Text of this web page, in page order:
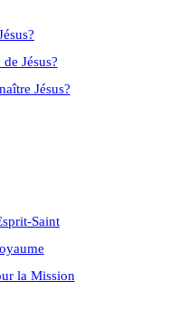
Jésus?
Jésus?
Saint
la Mission